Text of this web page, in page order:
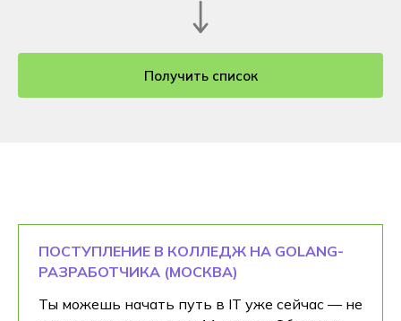
Получить список
ПОСТУПЛЕНИЕ В КОЛЛЕДЖ НА GOLANG-
РАЗРАБОТЧИКА (МОСКВА)
Ты можешь начать путь в IT уже сейчас — не